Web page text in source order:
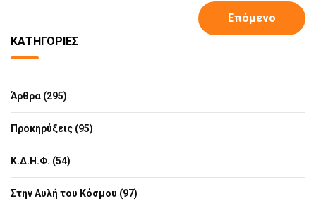
Επόμενο
ΚΑΤΗΓΟΡΊΕΣ
Άρθρα (295)
Προκηρύξεις (95)
Κ.Δ.Η.Φ. (54)
Στην Αυλή του Κόσμου (97)